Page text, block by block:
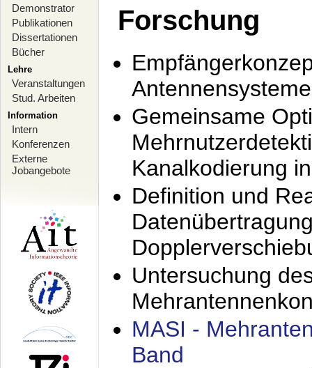
Demonstrator
Publikationen
Dissertationen
Bücher
Lehre
Veranstaltungen
Stud. Arbeiten
Information
Intern
Konferenzen
Externe
Jobangebote
Forschung
Antennensysteme
Gemeinsame
Kanalkodierung
Definition und
Untersuchung
MASI -
Band